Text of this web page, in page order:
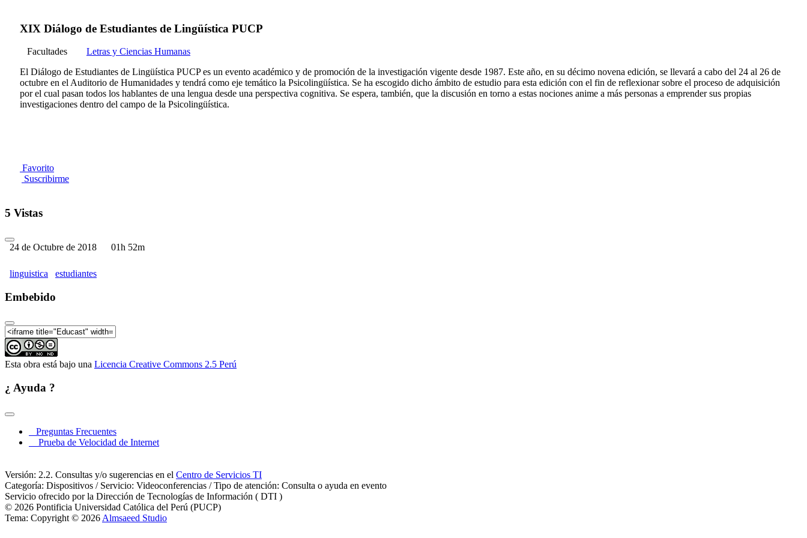
XIX Diálogo de Estudiantes de Lingüística PUCP
Facultades
Letras y Ciencias Humanas
El Diálogo de Estudiantes de Lingüística PUCP es un evento académico y de promoción de la investigación vigente desde 1987. Este año, en su décimo novena edición, se llevará a cabo del 24 al 26 de
octubre en el Auditorio de Humanidades y tendrá como eje temático la Psicolingüística. Se ha escogido dicho ámbito de estudio para esta edición con el fin de reflexionar sobre el proceso de adquisición
por el cual pasan todos los hablantes de una lengua desde una perspectiva cognitiva. Se espera, también, que la discusión en torno a estas nociones anime a más personas a emprender sus propias
investigaciones dentro del campo de la Psicolingüística.
Favorito
Suscribirme
5 Vistas
24 de Octubre de 2018 01h 52m
linguistica estudiantes
Embebido
Esta obra está bajo una Licencia Creative Commons 2.5 Perú
¿ Ayuda ?
Preguntas Frecuentes
Prueba de Velocidad de Internet
Versión: 2.2. Consultas y/o sugerencias en el Centro de Servicios TI
Categoría: Dispositivos / Servicio: Videoconferencias / Tipo de atención: Consulta o ayuda en evento
Servicio ofrecido por la Dirección de Tecnologías de Información ( DTI )
© 2026 Pontificia Universidad Católica del Perú (PUCP)
Tema: Copyright © 2026 Almsaeed Studio